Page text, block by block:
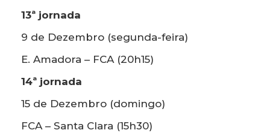
13ª jornada
9 de Dezembro (segunda-feira)
E. Amadora – FCA (20h15)
14ª jornada
15 de Dezembro (domingo)
FCA – Santa Clara (15h30)